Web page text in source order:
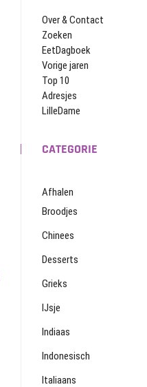
Over & Contact
Zoeken
EetDagboek
Vorige jaren
Top 10
Adresjes
LilleDame
CATEGORIE
Afhalen
Broodjes
Chinees
Desserts
Grieks
IJsje
Indiaas
Indonesisch
Italiaans